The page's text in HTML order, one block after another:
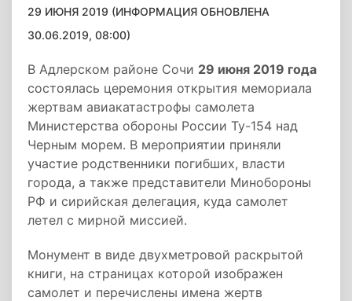
29 ИЮНЯ 2019 (ИНФОРМАЦИЯ ОБНОВЛЕНА
30.06.2019, 08:00)
В Адлерском районе Сочи 29 июня 2019 года
состоялась церемония открытия мемориала
жертвам авиакатастрофы самолета
Министерства обороны России Ту-154 над
Черным морем. В мероприятии приняли
участие родственники погибших, власти
города, а также представители Минобороны
РФ и сирийская делегация, куда самолет
летел с мирной миссией.
Монумент в виде двухметровой раскрытой
книги, на страницах которой изображен
самолет и перечислены имена жертв